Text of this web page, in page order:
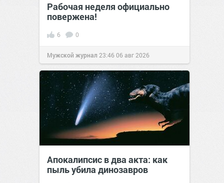
Рабочая неделя официально
повержена!
6 0
Мужской журнал 23:4606 авг 2026
Апокалипсис в два акта: как
пыль убила динозавров